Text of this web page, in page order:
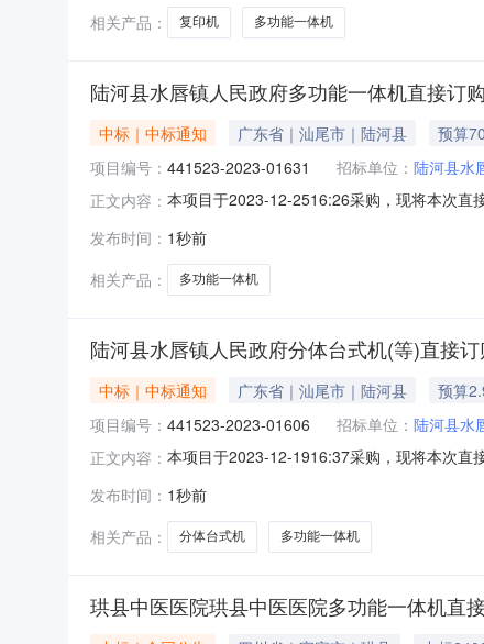
相关产品：
复印机 多功能一体机
陆河县水唇镇人民政府多功能一体机直接订
中标｜中标通知 广东省｜汕尾市｜陆河县 预算
项目编号： 441523-2023-01631 招标单位： 陆河县水
正文内容： 本项目于2023-12-2516:26采购，现将本次直
想/LENOVO,联想/LENOVOCM7310DNW，
发布时间： 1秒前
相关产品：
多功能一体机
陆河县水唇镇人民政府分体台式机(等)直接
中标｜中标通知 广东省｜汕尾市｜陆河县 预算
项目编号： 441523-2023-01606 招标单位： 陆河县水
正文内容： 本项目于2023-12-1916:37采购，现将本次直
惠普/HP,惠普/
发布时间： 1秒前
相关产品：
分体台式机 多功能一体机
珙县中医医院珙县中医医院多功能一体机直